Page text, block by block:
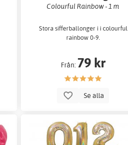
Colourful Rainbow - 1 m
Stora sifferballonger i i colourful
rainbow 0-9.
Från: 79 kr
Se alla